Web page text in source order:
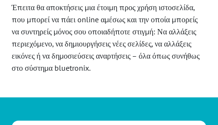
Έπειτα θα αποκτήσεις μια έτοιμη προς χρήση ιστοσελίδα,
που μπορεί να πάει online αμέσως και την οποία μπορείς
να συντηρείς μόνος σου οποιαδήποτε στιγμή: Να αλλάξεις
περιεχόμενο, να δημιουργήσεις νέες σελίδες, να αλλάξεις
εικόνες ή να δημοσιεύσεις αναρτήσεις – όλα όπως συνήθως
στο σύστημα bluetronix.